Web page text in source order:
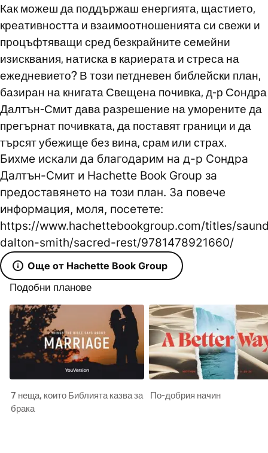
Как можеш да поддържаш енергията, щастието,
креативността и взаимоотношенията си свежи и
процъфтяващи сред безкрайните семейни
изисквания, натиска в кариерата и стреса на
ежедневието? В този петдневен библейски план,
базиран на книгата Свещена почивка, д-р Сондра
Далтън-Смит дава разрешение на уморените да
прегърнат почивката, да поставят граници и да
търсят убежище без вина, срам или страх.
Бихме искали да благодарим на д-р Сондра
Далтън-Смит и Hachette Book Group за
предоставянето на този план. За повече
информация, моля, посетете:
https://www.hachettebookgroup.com/titles/
dalton-smith/sacred-rest/9781478921660/
Още от Hachette Book Group
Подобни планове
7 неща, които Библията казва за
брака
По-добрия начин